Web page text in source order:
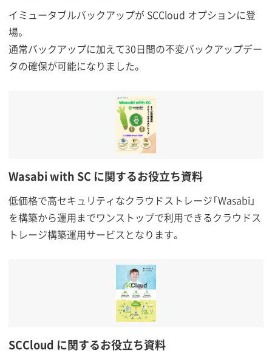
イミュータブルバックアップが SCCloud オプションに登
場。
通常バックアップに加えて30日間の不変バックアップデー
タの確保が可能になりました。
Wasabi with SC に関するお役立ち資料
低価格で高セキュリティなクラウドストレージ「Wasabi」
を構築から運用までワンストップで利用できるクラウドス
トレージ構築運用サービスとなります。
SCCloud に関するお役立ち資料